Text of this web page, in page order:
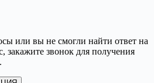
или вы не смогли найти ответ на
закажите звонок для получения